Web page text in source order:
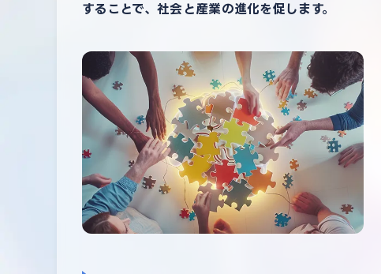
することで、社会と産業の進化を促します。